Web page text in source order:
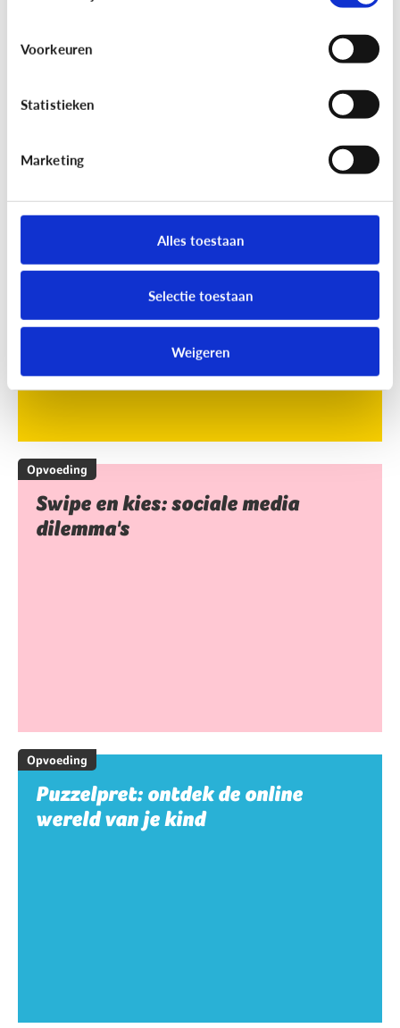
Voorkeuren
Statistieken
Marketing
Alles toestaan
Selectie toestaan
Weigeren
[Online quiz]Waar is schermtijd
Opvoeding
Swipe en kies: sociale media
dilemma's
Opvoeding
Puzzelpret: ontdek de online
wereld van je kind